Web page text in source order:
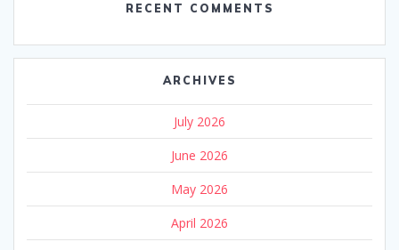
RECENT COMMENTS
ARCHIVES
July 2026
June 2026
May 2026
April 2026